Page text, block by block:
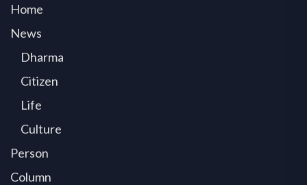
Home
News
Dharma
Citizen
Life
Culture
Person
Column